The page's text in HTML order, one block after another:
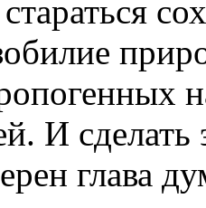
И
глава